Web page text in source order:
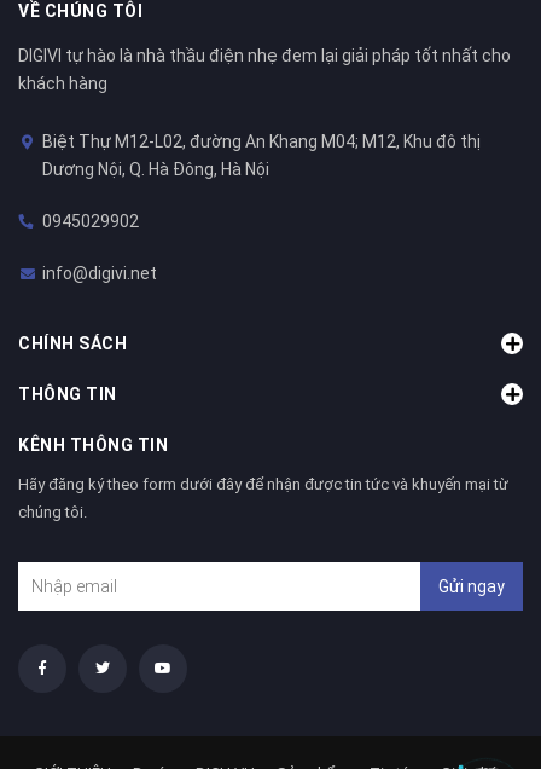
VỀ CHÚNG TÔI
DIGIVI tự hào là nhà thầu điện nhẹ đem lại giải pháp tốt nhất cho
khách hàng
Biệt Thự M12-L02, đường An Khang M04; M12, Khu đô thị
Dương Nội, Q. Hà Đông, Hà Nội
0945029902
info@digivi.net
CHÍNH SÁCH
THÔNG TIN
KÊNH THÔNG TIN
Hãy đăng ký theo form dưới đây để nhận được tin tức và khuyến mại từ
chúng tôi.
Gửi ngay